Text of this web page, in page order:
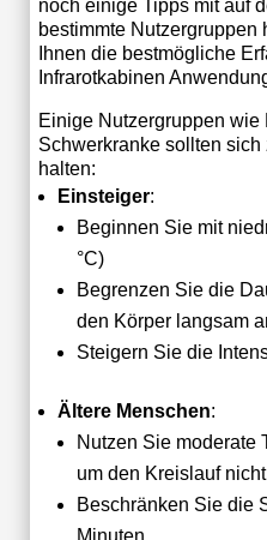
noch einige Tipps mit auf
bestimmte
Ihnen die bestmögliche
Infrarotkabinen
Einige Nutzergruppen
Schwerkranke sollten
halten:
Einsteiger:
Beginnen Sie mit
°C)
Begrenzen Sie die
den Körper langsam
Steigern Sie die
Ältere Menschen:
Nutzen Sie moderate
um den Kreislauf
Beschränken Sie die
Minuten